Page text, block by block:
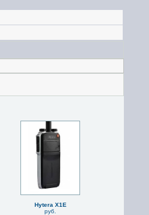
Hytera X1E
руб.